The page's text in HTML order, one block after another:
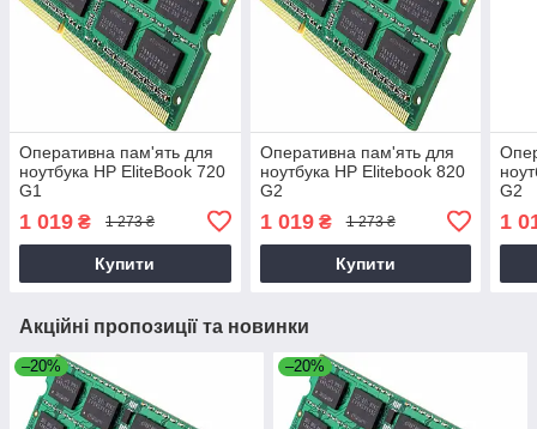
Оперативна пам'ять для
ноутбука HP EliteBook 720
G1
1 019 ₴ 1 273 ₴
Купити
Оперативна пам'ять для
ноутбука HP Elitebook 820
G2
1 019₴ 1 273 ₴
Купити
G2
1
Акційні пропозиції та новинки
–20% –20%